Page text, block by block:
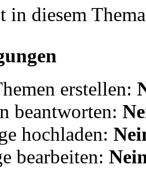
in diesem
erstellen:
beantworten:
hochladen:
bearbeiten: